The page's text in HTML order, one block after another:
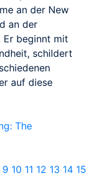
an der New
an der
Er beginnt mit
schildert
auf diese
The
9 10 11 12 13 14 15